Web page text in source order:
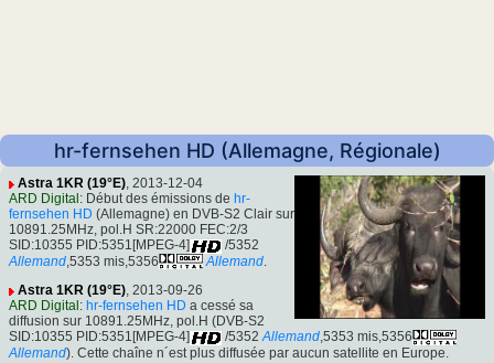
hr-fernsehen HD (Allemagne, Régionale)
Astra 1KR (19°E), 2013-12-04
ARD Digital : Début des émissions de hr-
fernsehen HD (Allemagne) en DVB-S2 Clair sur
10891.25MHz, pol.H SR:22000 FEC:2/3
SID:10355 PID:5351[MPEG-4]
/5352
Allemand ,5353 mis,5356 Allemand
Astra 1KR (19°E), 2013-09-26
ARD Digital : hr-fernsehen HD a cessé sa
diffusion sur 10891.25MHz, pol.H (DVB-S2
SID:10355 PID:5351[MPEG-4]
/5352 Allemand,5353 mis,5356
Allemand). Cette chaîne n´est plus diffusée par aucun satellite en Europe.